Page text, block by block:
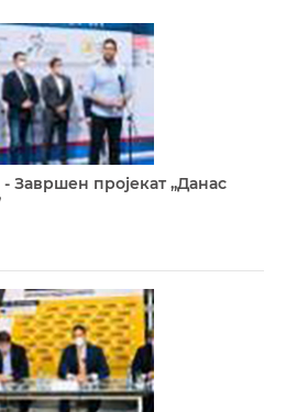
Завршен пројекат „Данас